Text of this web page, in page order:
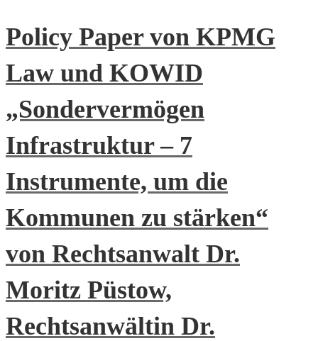
Policy Paper von KPMG
Law und KOWID
„Sondervermögen
Infrastruktur – 7
Instrumente, um die
Kommunen zu stärken“
von Rechtsanwalt Dr.
Moritz Püstow,
Rechtsanwältin Dr.